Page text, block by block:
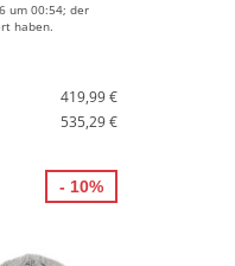
um 00:54; der
haben.
419,99 €
535,29 €
- 10%